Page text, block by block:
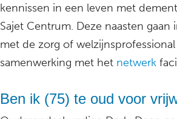
kennissen in een leven met
Sajet Centrum. Deze naasten gaan
met de zorg of
samenwerking met het netwerk
Ben ik (75) te oud voor